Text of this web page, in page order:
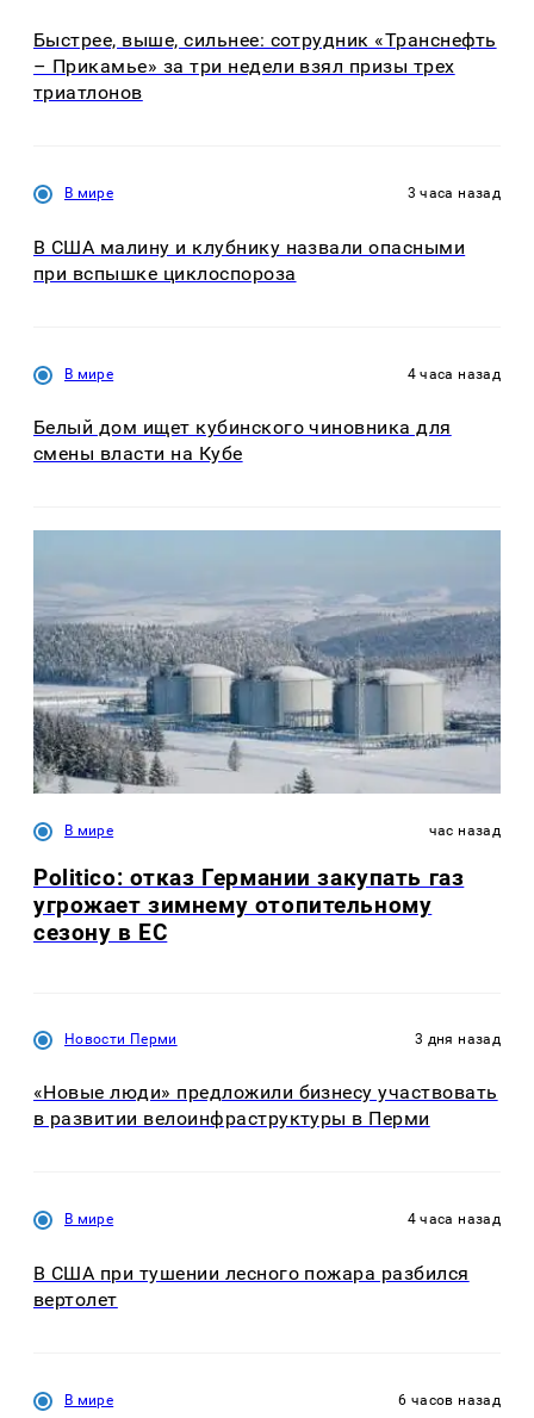
Быстрее, выше, сильнее: сотрудник «Транснефть
– Прикамье» за три недели взял призы трех
триатлонов
В мире 3 часа назад
В США малину и клубнику назвали опасными
при вспышке циклоспороза
В мире 4 часа назад
Белый дом ищет кубинского чиновника для
смены власти на Кубе
В мире час назад
Politico: отказ Германии закупать газ
угрожает зимнему отопительному
сезону в ЕС
Новости Перми 3 дня назад
«Новые люди» предложили бизнесу участвовать
в развитии велоинфраструктуры в Перми
В мире 4 часа назад
В США при тушении лесного пожара разбился
вертолет
В мире 6 часов назад